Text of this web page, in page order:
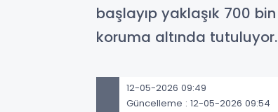
başlayıp yaklaşık 700
koruma altında tutuluyor.
12-05-2026 09:49
Güncelleme : 12-05-2026 09:54